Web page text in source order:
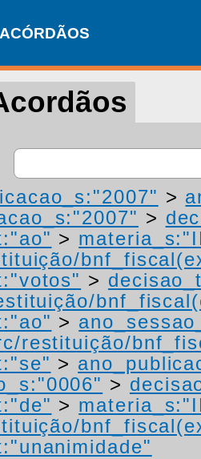
ACÓRDÃOS
>
>
>
>
>
restituição/
>
>
>